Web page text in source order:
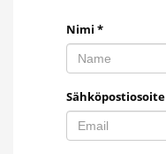
Nimi *
Sähköpostiosoite